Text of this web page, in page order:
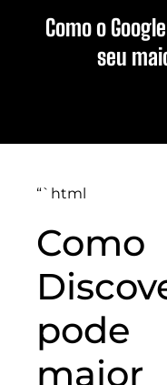
Como o
seu
“`html
maior